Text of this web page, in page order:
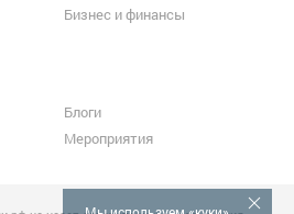
Бизнес и финансы
Блоги
Мероприятия